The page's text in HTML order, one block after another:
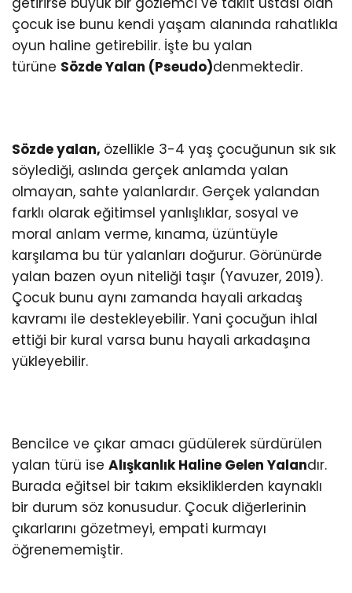
çocuk ise bunu kendi yaşam alanında rahatlıkla
oyun haline getirebilir. İşte bu yalan
türüne Sözde Yalan (Pseudo)denmektedir.
Sözde yalan, özellikle 3-4 yaş çocuğunun sık sık
söylediği, aslında gerçek anlamda yalan
olmayan, sahte yalanlardır. Gerçek yalandan
farklı olarak eğitimsel yanlışlıklar, sosyal ve
moral anlam verme, kınama, üzüntüyle
karşılama bu tür yalanları doğurur. Görünürde
yalan bazen oyun niteliği taşır (Yavuzer, 2019).
Çocuk bunu aynı zamanda hayali arkadaş
kavramı ile destekleyebilir. Yani çocuğun ihlal
ettiği bir kural varsa bunu hayali arkadaşına
yükleyebilir.
Bencilce ve çıkar amacı güdülerek sürdürülen
yalan türü ise Alışkanlık Haline Gelen Yalandır.
Burada eğitsel bir takım eksikliklerden kaynaklı
bir durum söz konusudur. Çocuk diğerlerinin
çıkarlarını gözetmeyi, empati kurmayı
öğrenememiştir.